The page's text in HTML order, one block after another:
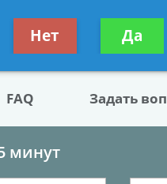
Получите
FAQ Задать
минут
Нет Да